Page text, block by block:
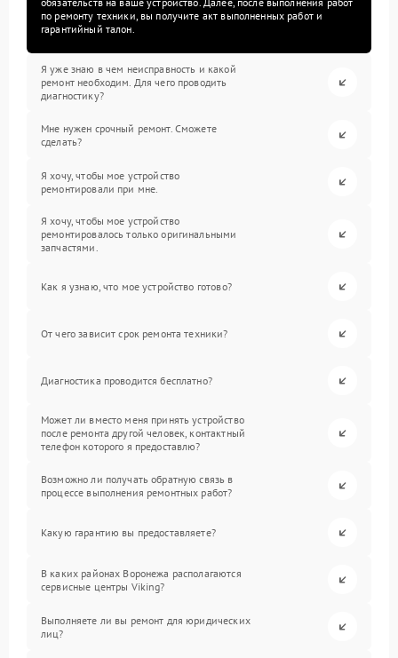
по ремонту техники, вы получите акт выполненных работ и
гарантийный талон.
Я уже знаю в чем неисправность и какой
ремонт необходим. Для чего проводить
диагностику?
Мне нужен срочный ремонт. Сможете
сделать?
Я хочу, чтобы мое устройство
ремонтировали при мне.
Я хочу, чтобы мое устройство
ремонтировалось только оригинальными
запчастями.
Как я узнаю, что мое устройство готово?
От чего зависит срок ремонта техники?
Диагностика проводится бесплатно?
Может ли вместо меня принять устройство
после ремонта другой человек, контактный
телефон которого я предоставлю?
Возможно ли получать обратную связь в
процессе выполнения ремонтных работ?
Какую гарантию вы предоставляете?
В каких районах Воронежа располагаются
сервисные центры Viking?
Выполняете ли вы ремонт для юридических
лиц?